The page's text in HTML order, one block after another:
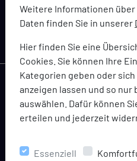
Weitere Informationen
Daten finden Sie in unserer
Hier finden Sie eine
Cookies. Sie können Ihre
Kategorien geben oder
anzeigen lassen und so nur
auswählen. Dafür können
erteilen und jederzeit
Essenziell
Bleiben Sie immer
Coupons und
KONTAKTIEREN SIE UNS
+49 7181 938060